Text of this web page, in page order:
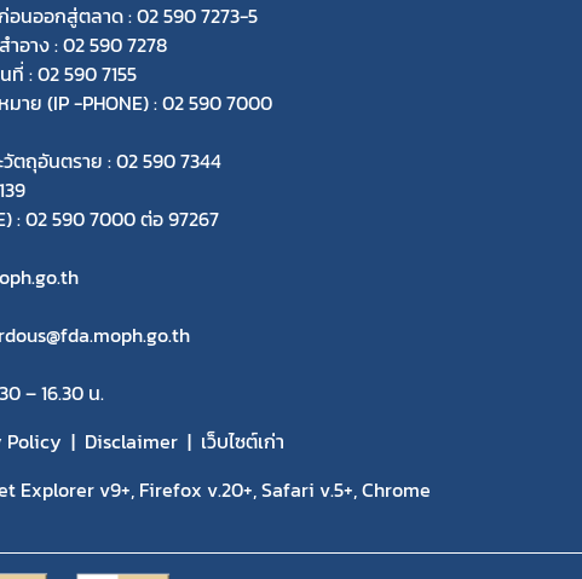
นออกสู่ตลาด : 02 590 7273-5
อาง : 02 590 7278
: 02 590 7155
าย (IP -PHONE) : 02 590 7000
ตถุอันตราย : 02 590 7344
: 02 590 7000 ต่อ 97267
– 16.30 น.
Policy Disclaimer
เว็บไซต์เก่า
Explorer v9+, Firefox v.20+, Safari v.5+, Chrome